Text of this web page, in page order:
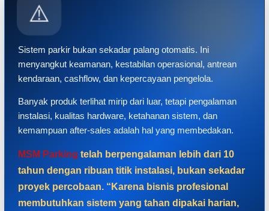
⚠️
Sistem parkir bukan sekadar palang otomatis. Ini
menyangkut keamanan, kestabilan operasional, antrean
kendaraan, cashflow, dan kepercayaan pengelola.
Banyak produk terlihat mirip dari luar, tetapi pengalaman
instalasi, kualitas hardware, ketahanan sistem, dan
kemampuan after-sales adalah hal yang membedakan.
MSM Parking telah berpengalaman lebih dari 10
tahun dengan ribuan titik instalasi, bukan sekadar
proyek percobaan. “Karena bisnis profesional
membutuhkan sistem yang tahan dipakai harian,